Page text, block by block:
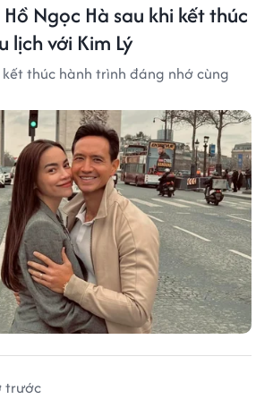
Ngọc Hà sau khi kết thúc
lịch với Kim Lý
thúc hành trình đáng nhớ cùng
trước